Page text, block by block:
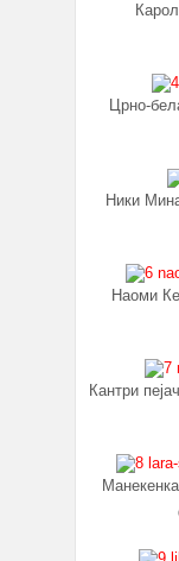
Црно-
Ники
Наоми
Кантри